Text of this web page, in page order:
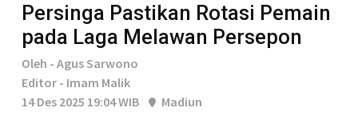
Persinga Pastikan Rotasi Pemain
pada Laga Melawan Persepon
Oleh - Agus Sarwono
Editor - Imam Malik
14 Des 2025 19:04 WIB
Madiun